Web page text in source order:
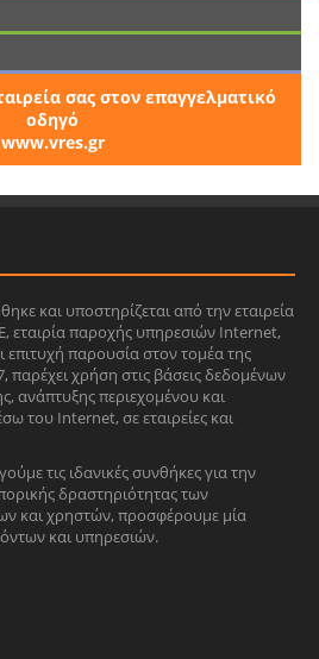
σας στον επαγγελματικό
οδηγό
www.vres.gr
και υποστηρίζεται από την εταιρεία
παροχής υπηρεσιών Internet,
παρουσία στον τομέα της
χρήση στις βάσεις δεδομένων
ανάπτυξης περιεχομένου και
του Internet, σε εταιρείες και
τις ιδανικές συνθήκες για την
δραστηριότητας των
και χρηστών, προσφέρουμε μία
και υπηρεσιών.